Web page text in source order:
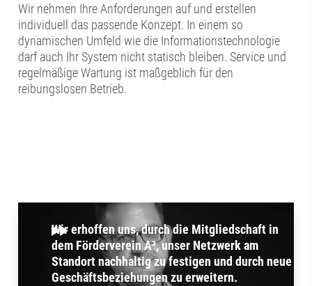
Wir nehmen Ihre Anforderungen auf und erstellen
individuell das passende Konzept. In einem so
dynamischen Umfeld wie die Informationstechnologie
darf auch Ihr System nicht statisch bleiben. Service und
regelmäßige Wartung ist maßgeblich für den
reibungslosen Betrieb.
Wir erhoffen uns, durch die Mitgliedschaft in
dem Förderverein A³, unser Netzwerk am
Standort nachhaltig zu festigen und durch neue
Geschäftsbeziehungen zu erweitern.